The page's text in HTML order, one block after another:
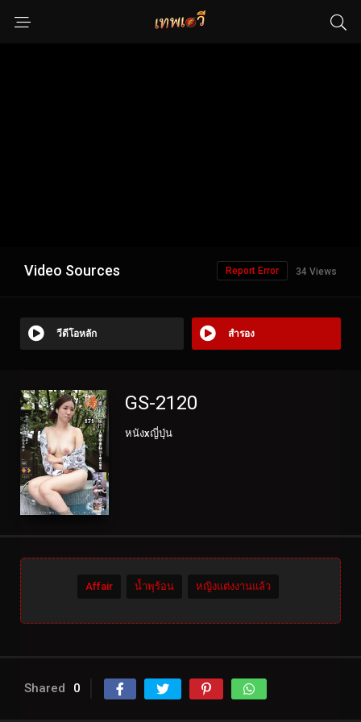
Video Sources 34 Views
Report Error
วีดีโอหลัก สำรอง
GS-2120
หนังxญี่ปุ่น
Affair น้ำพุร้อน หญิงแต่งงานแล้ว
Shared 0